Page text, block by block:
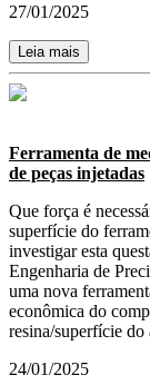
27/01/2025
Leia mais
Ferramenta de
de peças injetadas
Que força é
superfície do
investigar esta
Engenharia de
uma nova
econômica do
resina/superfície do
24/01/2025